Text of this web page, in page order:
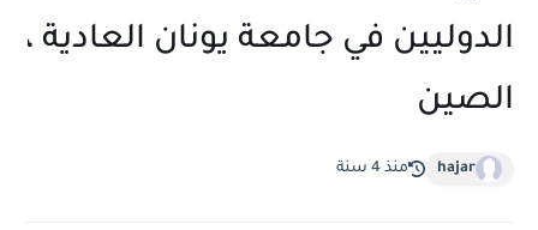
الدوليين في جامعة يونان العادية ،
الصين
hajar منذ 4 سنة